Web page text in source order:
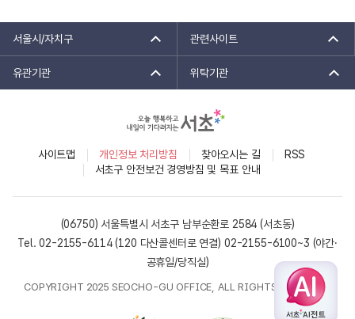
서울시/자치구 관련사이트
유관기관 위탁기관
사이트맵 개인정보 처리방침 찾아오시는 길
RSS
서초구 안전보건 경영방침 및 목표 안내
(06750) 서울특별시 서초구 남부순환로 2584 (서초동)
Tel. 02-2155-6114 (120 다산콜센터로 연결) 02-2155-6100~3 (야간·
공휴일/당직실)
COPYRIGHT 2025 SEOCHO-GU OFFICE, ALL RIGHTS RESERVED.